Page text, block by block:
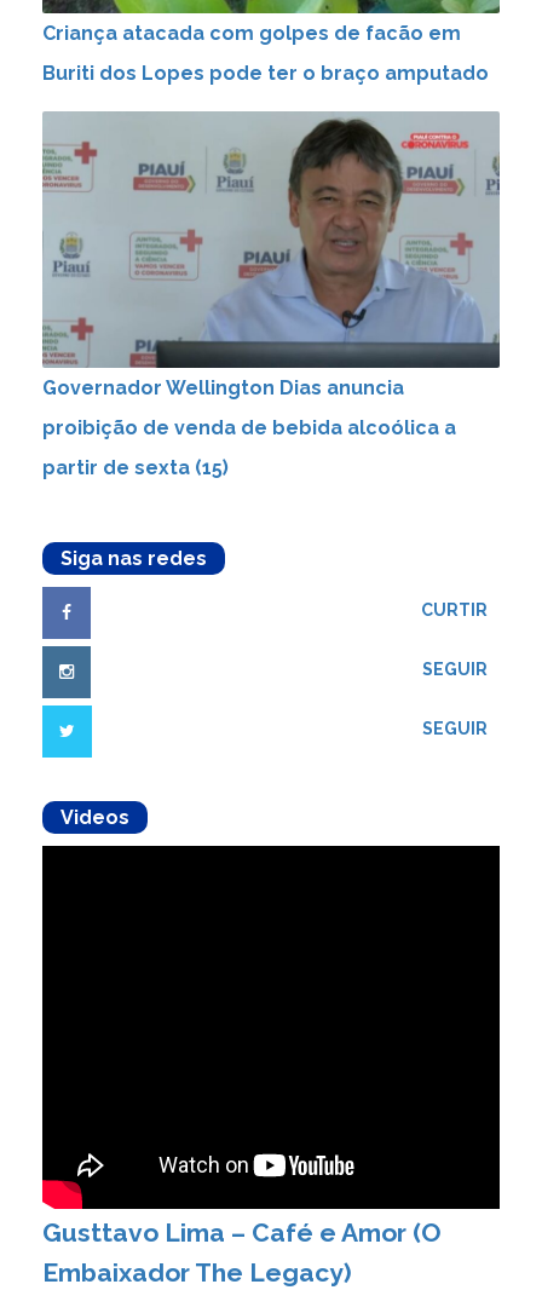
Criança atacada com golpes de facão em
Buriti dos Lopes pode ter o braço amputado
Governador Wellington Dias anuncia
proibição de venda de bebida alcoólica a
partir de sexta (15)
Siga nas redes
CURTIR
SEGUIR
SEGUIR
Videos
Gusttavo Lima – Café e Amor (O
Embaixador The Legacy)